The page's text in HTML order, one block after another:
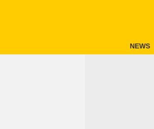
NEWS